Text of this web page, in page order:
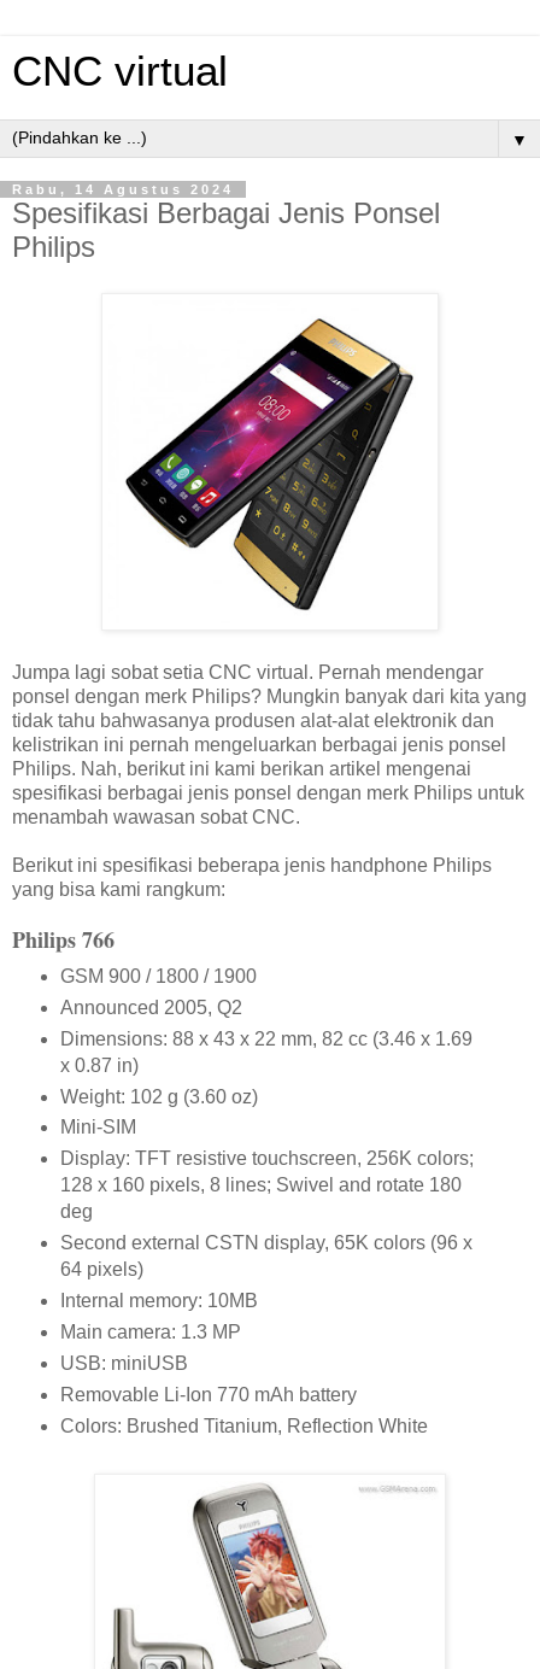
CNC virtual
▼
Rabu, 14 Agustus 2024
Spesifikasi Berbagai Jenis Ponsel
Philips
Jumpa lagi sobat setia CNC virtual. Pernah mendengar
ponsel dengan merk Philips? Mungkin banyak dari kita yang
tidak tahu bahwasanya produsen alat-alat elektronik dan
kelistrikan ini pernah mengeluarkan berbagai jenis ponsel
Philips. Nah, berikut ini kami berikan artikel mengenai
spesifikasi berbagai jenis ponsel dengan merk Philips untuk
menambah wawasan sobat CNC.
Berikut ini spesifikasi beberapa jenis handphone Philips
yang bisa kami rangkum:
Philips 766
GSM 900 / 1800 / 1900
Announced 2005, Q2
Dimensions: 88 x 43 x 22 mm, 82 cc (3.46 x 1.69
x 0.87 in)
Weight: 102 g (3.60 oz)
Mini-SIM
Display: TFT resistive touchscreen, 256K colors;
128 x 160 pixels, 8 lines; Swivel and rotate 180
deg
Second external CSTN display, 65K colors (96 x
64 pixels)
Internal memory: 10MB
Main camera: 1.3 MP
USB: miniUSB
Removable Li-Ion 770 mAh battery
Colors: Brushed Titanium, Reflection White